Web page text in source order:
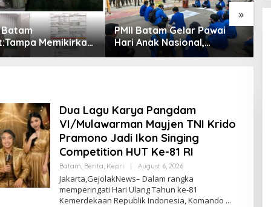
»
Gelar Pawai
Nasional,
Rapor Merah
Sidang Penuntutan Dju
Seng, Terdakwa Perusakan
Hutan Lindung di
Dua Lagu Karya Pangdam
VI/Mulawarman Mayjen TNI Krido
Pramono Jadi Ikon Singing
Competition HUT Ke-81 RI
Batam, Berita, Kepri August 6, 2026B
Y
T
A
H
Jakarta,GejolakNews– Dalam rangka
memperingati Hari Ulang Tahun ke-81
Kemerdekaan Republik Indonesia, Komando